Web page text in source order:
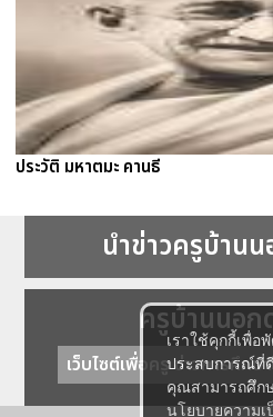
เราใช้คุกกี้เพื่
ประสบการณ์ที่
คุณสามารถศึก
นโยบายความ
ประวัติ มหาตมะ คานธี
นำข่าวครูบ้าน
ครูบ้านนอ
เว็บไซต์เพื่อครู ข่าวการศึก